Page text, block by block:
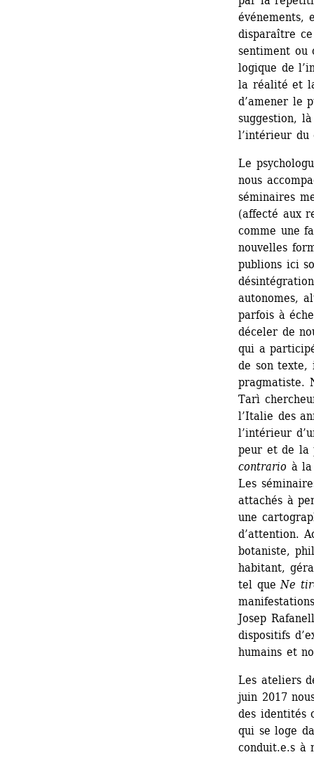
événements,
disparaître
sentiment ou
logique de
la réalité et
d’amener le
suggestion,
l’intérieur du
Le
nous
séminaires
(affecté aux
comme une
nouvelles
publions ici
autonomes,
parfois à
déceler de
qui a
de son texte,
pragmatiste.
Tarì
l’Italie des
l’intérieur
peur et de la
contrario à la
Les
attachés à
une
d’attention.
botaniste,
habitant,
tel que Ne
Josep
dispositifs
humains et
Les ateliers
juin 2017
des identités
qui se loge
conduit.e.s à